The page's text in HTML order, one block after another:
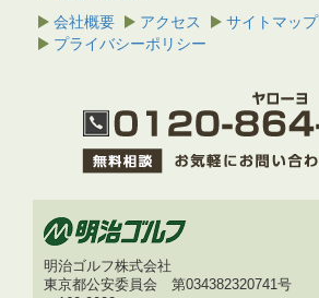
会社概要
アクセス
サイトマップ
プライバシーポリシー
明治ゴルフ株式会社
東京都公安委員会 第034382320741号